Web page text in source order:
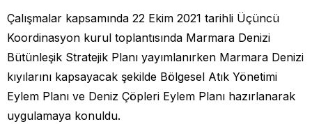
Çalışmalar kapsamında 22 Ekim 2021 tarihli Üçüncü
Koordinasyon kurul toplantısında Marmara Denizi
Bütünleşik Stratejik Planı yayımlanırken Marmara Denizi
kıyılarını kapsayacak şekilde Bölgesel Atık Yönetimi
Eylem Planı ve Deniz Çöpleri Eylem Planı hazırlanarak
uygulamaya konuldu.